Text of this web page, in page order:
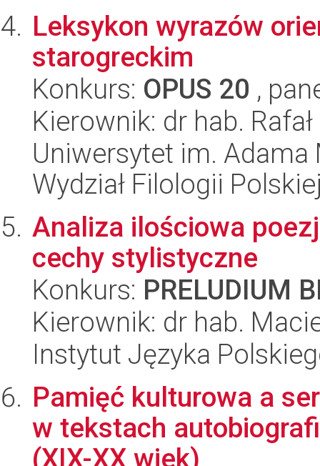
Leksykon wyrazów
starogreckim
Konkurs: OPUS 20 ,
Kierownik: dr hab.
Uniwersytet im.
Wydział Filologii
Analiza ilościowa
cechy stylistyczne
Konkurs: PRELUDIUM
Kierownik: dr hab.
Instytut Języka
Pamięć kulturowa a
w tekstach
(XIX-XX wiek)